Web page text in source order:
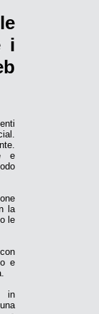
i
e
la
le
e
in